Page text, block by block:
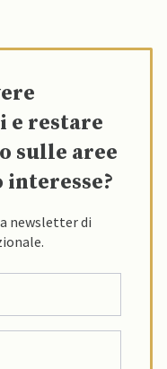
e restare
sulle aree
newsletter di